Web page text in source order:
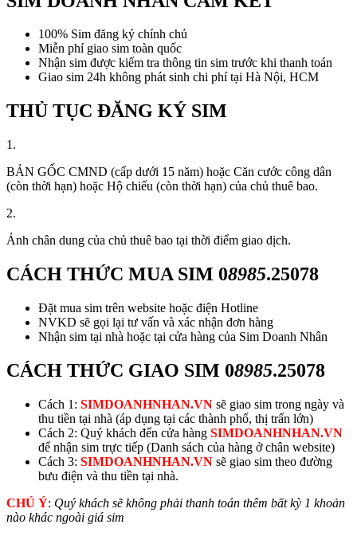
100% Sim đăng ký chính chủ
Miễn phí giao sim toàn quốc
Nhận sim được kiểm tra thông tin sim trước khi thanh toán
Giao sim 24h không phát sinh chi phí tại Hà Nội, HCM
THỦ TỤC ĐĂNG KÝ SIM
1.
BẢN GỐC CMND (cấp dưới 15 năm) hoặc Căn cước công dân
(còn thời hạn) hoặc Hộ chiếu (còn thời hạn) của chủ thuê bao.
2.
Ảnh chân dung của chủ thuê bao tại thời điểm giao dịch.
CÁCH THỨC MUA SIM 08985.25078
Đặt mua sim trên website hoặc điện Hotline
NVKD sẽ gọi lại tư vấn và xác nhận đơn hàng
Nhận sim tại nhà hoặc tại cửa hàng của Sim Doanh Nhân
CÁCH THỨC GIAO SIM 08985.25078
Cách 1: SIMDOANHNHAN.VN sẽ giao sim trong ngày và
thu tiền tại nhà (áp dụng tại các thành phố, thị trấn lớn)
Cách 2: Quý khách đến cửa hàng SIMDOANHNHAN.VN
để nhận sim trực tiếp (Danh sách của hàng ở chân website)
Cách 3: SIMDOANHNHAN.VN sẽ giao sim theo đường
bưu điện và thu tiền tại nhà.
CHÚ Ý: Quý khách sẽ không phải thanh toán thêm bất kỳ 1 khoản
nào khác ngoài giá sim